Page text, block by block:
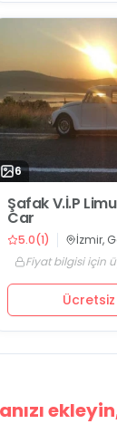
6
Şafak V.İ.P
Car
5.0(1)
İzmir,
Fiyat bilgisi için